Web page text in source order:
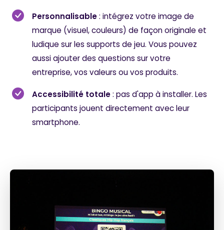
Personnalisable: intégrez votre image de
marque (visuel, couleurs) de façon originale et
ludique sur les supports de jeu. Vous pouvez
aussi ajouter des questions sur votre
entreprise, vos valeurs ou vos produits.
Accessibilité totale: pas d'app à installer. Les
participants jouent directement avec leur
smartphone.